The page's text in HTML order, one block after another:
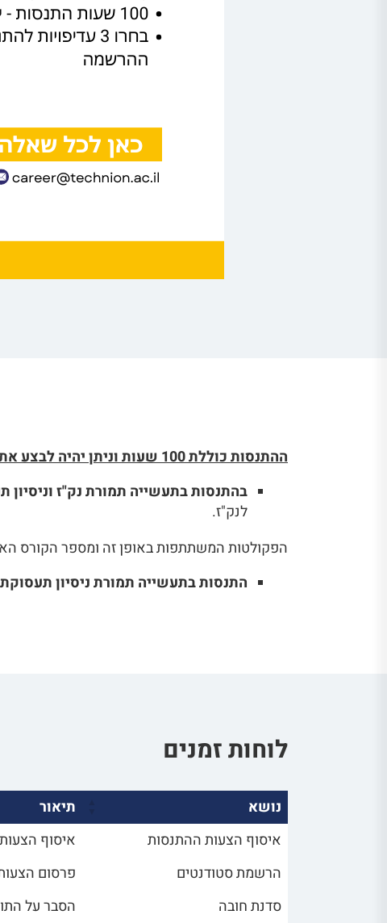
ההתנסות כוללת 100 שעות וניתן יהיה לבצע את ההתנסות בשני אופנים:
בהתנסות בתעשייה תמורת נק"ז וניסיון
לנק"ז.
הפקולטות המשתתפות באופן זה ומספר הקורס
התנסות בתעשייה תמורת ניסיון
לוחות זמנים
נושא תיאור
איסוף הצעות ההתנסות
איסוף
הרשמת סטודנטים
פרסום
סדנת חובה
הסבר על